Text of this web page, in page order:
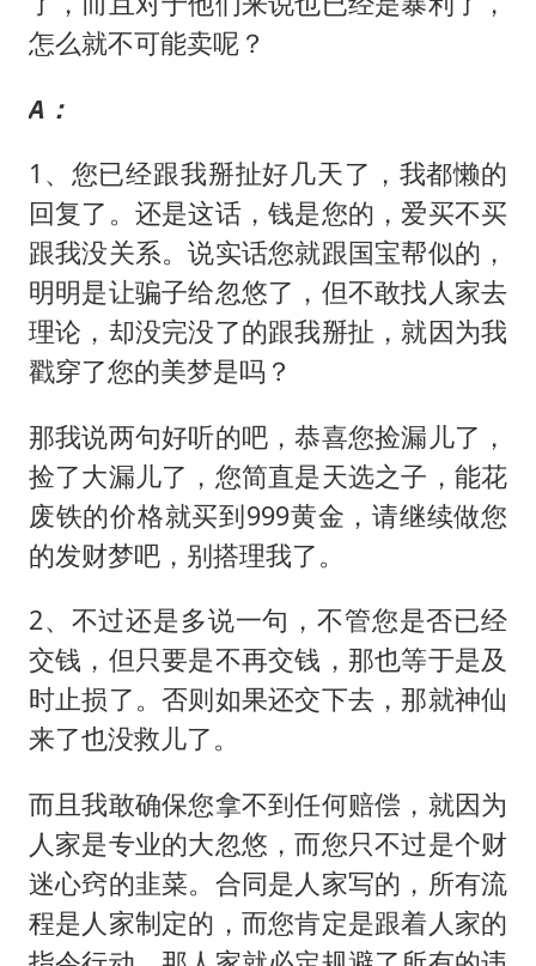
怎么就不可能卖呢？
A：
1、您已经跟我掰扯好几天了，我都懒的
回复了。还是这话，钱是您的，爱买不买
跟我没关系。说实话您就跟国宝帮似的，
明明是让骗子给忽悠了，但不敢找人家去
理论，却没完没了的跟我掰扯，就因为我
戳穿了您的美梦是吗？
那我说两句好听的吧，恭喜您捡漏儿了，
捡了大漏儿了，您简直是天选之子，能花
废铁的价格就买到999黄金，请继续做您
的发财梦吧，别搭理我了。
2、不过还是多说一句，不管您是否已经
交钱，但只要是不再交钱，那也等于是及
时止损了。否则如果还交下去，那就神仙
来了也没救儿了。
而且我敢确保您拿不到任何赔偿，就因为
人家是专业的大忽悠，而您只不过是个财
迷心窍的韭菜。合同是人家写的，所有流
程是人家制定的，而您肯定是跟着人家的